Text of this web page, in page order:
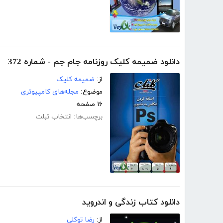
دانلود ضمیمه کلیک روزنامه جام جم - شماره 372
از: ضمیمه کلیک
موضوع: مجله‌های کامپیوتری
۱۶ صفحه
برچسب‌ها: انتخاب تبلت
دانلود کتاب زندگی و اندروید
از: رضا توکلی